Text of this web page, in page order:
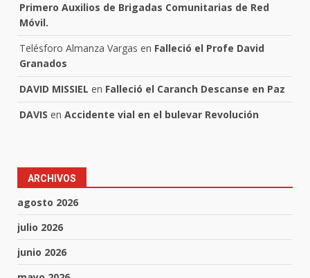
Primero Auxilios de Brigadas Comunitarias de Red
Móvil.
Telésforo Almanza Vargas en Falleció el Profe David
Granados
DAVID MISSIEL en Falleció el Caranch Descanse en Paz
DAVIS en Accidente vial en el bulevar Revolución
ARCHIVOS
agosto 2026
julio 2026
junio 2026